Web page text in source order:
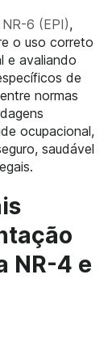
NR-6 (EPI),
o uso correto
e avaliando
de
normas
ocupacional,
saudável
NR-4 e